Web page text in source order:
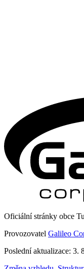
Oficiální stránky obce
Provozovatel Galileo
Poslední aktualizace: 3.